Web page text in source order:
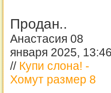
Продан..
Анастасия 08
января 2025, 13:46
// Купи слона! -
Хомут размер 8